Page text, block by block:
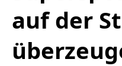
auf der